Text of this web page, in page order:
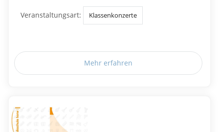
Veranstaltungsart: Klassenkonzerte
Mehr erfahren